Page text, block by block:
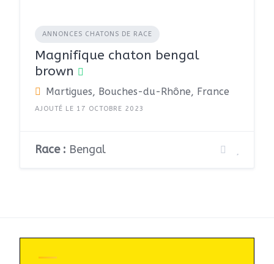
ANNONCES CHATONS DE RACE
Magnifique chaton bengal
brown
Martigues, Bouches-du-Rhône, France
AJOUTÉ LE 17 OCTOBRE 2023
Race : Bengal